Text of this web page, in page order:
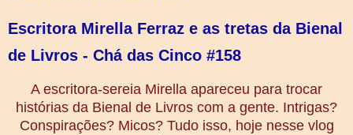
Escritora Mirella Ferraz e as tretas da Bienal
de Livros - Chá das Cinco #158
A escritora-sereia Mirella apareceu para trocar
histórias da Bienal de Livros com a gente. Intrigas?
Conspirações? Micos? Tudo isso, hoje nesse vlog